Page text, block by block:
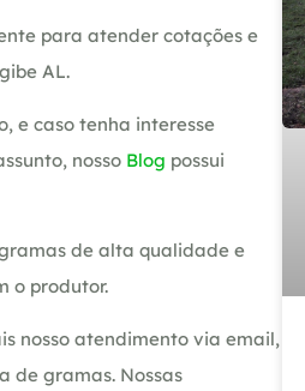
para atender cotações e
AL.
e caso tenha interesse
nosso Blog possui
de alta qualidade e
o produtor.
nosso atendimento via email,
de gramas. Nossas